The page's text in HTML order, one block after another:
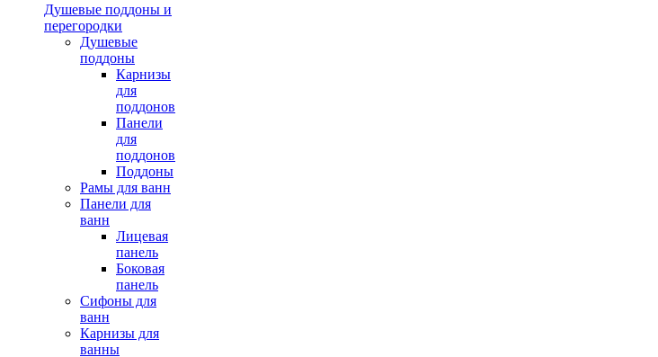
Душевые поддоны и
перегородки
Душевые
поддоны
Карнизы
для
поддонов
Панели
для
поддонов
Поддоны
Рамы для ванн
Панели для
ванн
Лицевая
панель
Боковая
панель
Сифоны для
ванн
Карнизы для
ванны